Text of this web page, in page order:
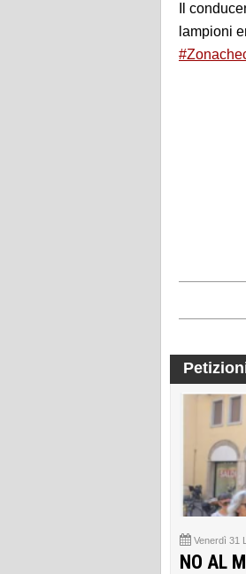
Il
lampioni
Venerdì 31
NO AL